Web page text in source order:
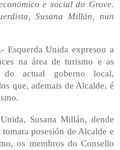
e social do Grove.
Susana Millán, nun
Esquerda Unida expresou a
na área de turismo e as
do actual goberno local,
que, ademais de Alcalde, é
Susana Millán, dende
posesión de Alcalde e
os membros do Consello